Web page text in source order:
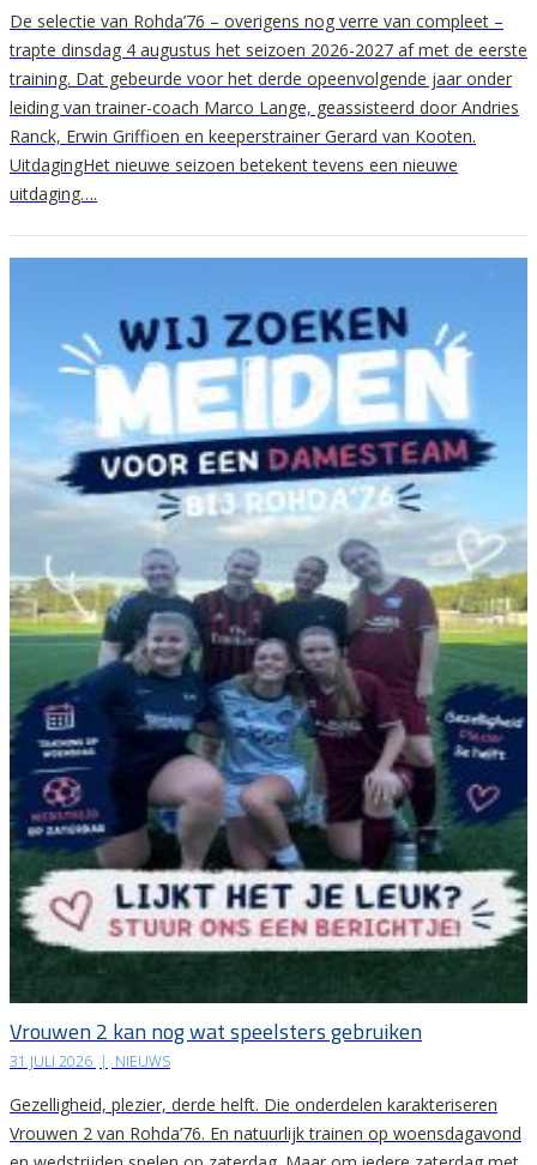
De selectie van Rohda’76 – overigens nog verre van compleet –
trapte dinsdag 4 augustus het seizoen 2026-2027 af met de eerste
training. Dat gebeurde voor het derde opeenvolgende jaar onder
leiding van trainer-coach Marco Lange, geassisteerd door Andries
Ranck, Erwin Griffioen en keeperstrainer Gerard van Kooten.
UitdagingHet nieuwe seizoen betekent tevens een nieuwe
uitdaging….
Vrouwen 2 kan nog wat speelsters gebruiken
31 JULI 2026 | NIEUWS
Gezelligheid, plezier, derde helft. Die onderdelen karakteriseren
Vrouwen 2 van Rohda’76. En natuurlijk trainen op woensdagavond